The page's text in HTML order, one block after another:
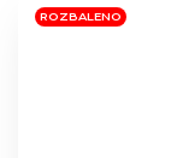
hviezdičiek.
ROZBALENO